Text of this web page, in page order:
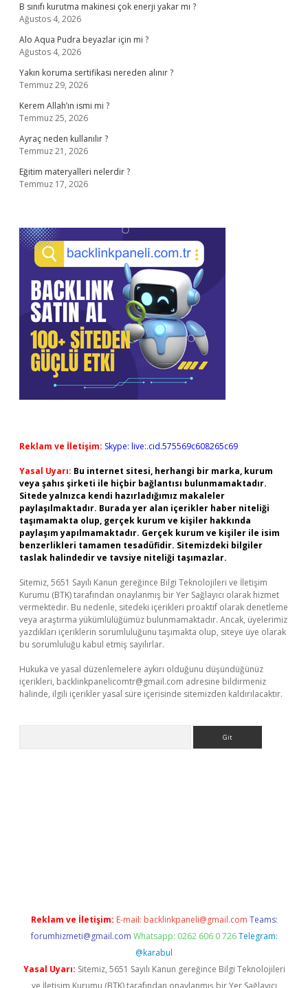
B sınıfı kurutma makinesi çok enerji yakar mı ?
Ağustos 4, 2026
Alo Aqua Pudra beyazlar için mi ?
Ağustos 4, 2026
Yakın koruma sertifikası nereden alınır ?
Temmuz 29, 2026
Kerem Allah’ın ismi mi ?
Temmuz 25, 2026
Ayraç neden kullanılır ?
Temmuz 21, 2026
Eğitim materyalleri nelerdir ?
Temmuz 17, 2026
Reklam ve İletişim: Skype: live:.cid.575569c608265c69
Yasal Uyarı: Bu internet sitesi, herhangi bir marka, kurum
veya şahıs şirketi ile hiçbir bağlantısı bulunmamaktadır.
Sitede yalnızca kendi hazırladığımız makaleler
paylaşılmaktadır. Burada yer alan içerikler haber niteliği
taşımamakta olup, gerçek kurum ve kişiler hakkında
paylaşım yapılmamaktadır. Gerçek kurum ve kişiler ile isim
benzerlikleri tamamen tesadüfidir. Sitemizdeki bilgiler
taslak halindedir ve tavsiye niteliği taşımazlar.
Sitemiz, 5651 Sayılı Kanun gereğince Bilgi Teknolojileri ve İletişim
Kurumu (BTK) tarafından onaylanmış bir Yer Sağlayıcı olarak hizmet
vermektedir. Bu nedenle, sitedeki içerikleri proaktif olarak denetleme
veya araştırma yükümlülüğümüz bulunmamaktadır. Ancak, üyelerimiz
yazdıkları içeriklerin sorumluluğunu taşımakta olup, siteye üye olarak
bu sorumluluğu kabul etmiş sayılırlar.
Hukuka ve yasal düzenlemelere aykırı olduğunu düşündüğünüz
içerikleri, backlinkpanelicomtr@gmail.com adresine bildirmeniz
halinde, ilgili içerikler yasal süre içerisinde sitemizden kaldırılacaktır.
Reklam ve İletişim: E-mail: backlinkpaneli@gmail.com Teams:
forumhizmeti@gmail.com Whatsapp: 0262 606 0 726 Telegram:
@karabul
Yasal Uyarı: Sitemiz, 5651 Sayılı Kanun gereğince Bilgi Teknolojileri
ve İletişim Kurumu (BTK) tarafından onaylanmış bir Yer Sağlayıcı